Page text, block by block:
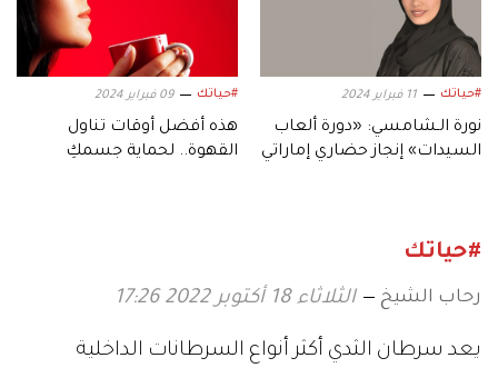
#حياتك 11 فبراير 2024
نورة الـشامسي: «دورة ألعاب
السيدات» إنجاز حضاري إماراتي
#حياتك 09 فبراير 2024
هذه أفضل أوقات تناول
القهوة.. لحماية جسمكِ
#حياتك
رحاب الشيخ الثلاثاء 18 أكتوبر 2022 17:26
يعد سرطان الثدي أكثر أنواع السرطانات الداخلية